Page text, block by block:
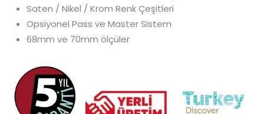
Saten / Nikel / Krom Renk Çeşitleri
Opsiyonel Pass ve Master Sistem
68mm ve 70mm ölçüler